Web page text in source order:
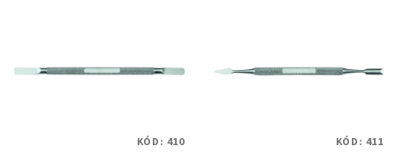
KÓD: 410 KÓD: 411